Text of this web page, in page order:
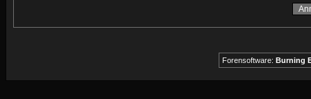
Forensoftware: Burning